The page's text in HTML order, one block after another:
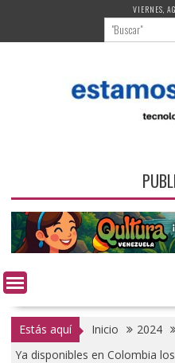
contenido
VIERNES,
Estás aquí Inicio 2024
Ya disponibles en Colombia